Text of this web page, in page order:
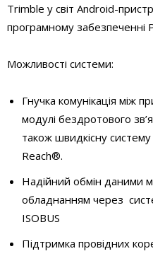
Trimble у світ Android-
програмному забезпеченні
Можливості системи:
Гнучка комунікація між
модулі бездротового
також швидкісну
Reach®.
Надійний обмін даними
обладнанням через
ISOBUS
Підтримка провідних